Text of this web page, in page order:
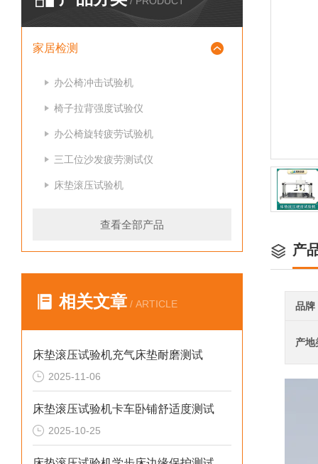
家居检测
办公椅冲击试验机
椅子拉背强度试验仪
办公椅旋转疲劳试验机
三工位沙发疲劳测试仪
床垫滚压试验机
查看全部产品
相关文章 / ARTICLE
床垫滚压试验机充气床垫耐磨测试
2025-11-06
床垫滚压试验机卡车卧铺舒适度测试
2025-10-25
产
品牌
产地